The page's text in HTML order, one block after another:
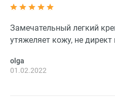
Замечательный легкий
утяжеляет кожу, не директ
olga
01.02.2022